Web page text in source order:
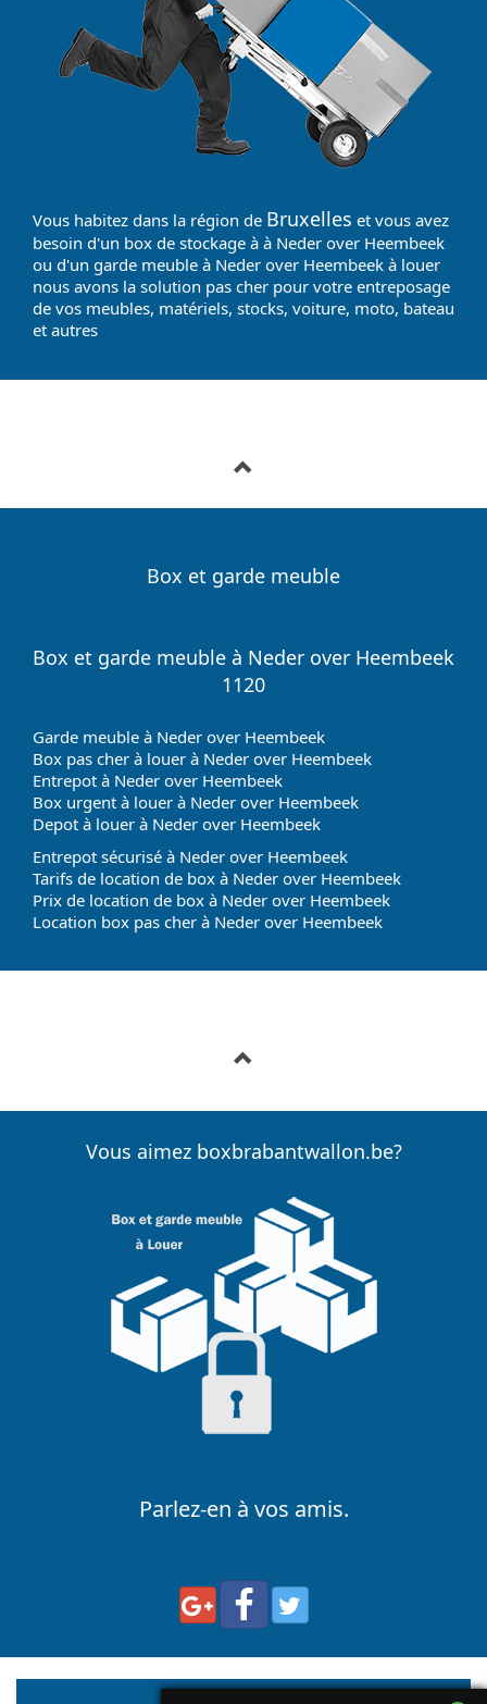
Vous habitez dans la région de Bruxelles et vous avez
besoin d'un box de stockage à à Neder over Heembeek
ou d'un garde meuble à Neder over Heembeek à louer
nous avons la solution pas cher pour votre entreposage
de vos meubles, matériels, stocks, voiture, moto, bateau
et autres
Box et garde meuble
Box et garde meuble à Neder over Heembeek
1120
Garde meuble à Neder over Heembeek
Box pas cher à louer à Neder over Heembeek
Entrepot à Neder over Heembeek
Box urgent à louer à Neder over Heembeek
Depot à louer à Neder over Heembeek
Entrepot sécurisé à Neder over Heembeek
Tarifs de location de box à Neder over Heembeek
Prix de location de box à Neder over Heembeek
Location box pas cher à Neder over Heembeek
Vous aimez boxbrabantwallon.be?
Parlez-en à vos amis.